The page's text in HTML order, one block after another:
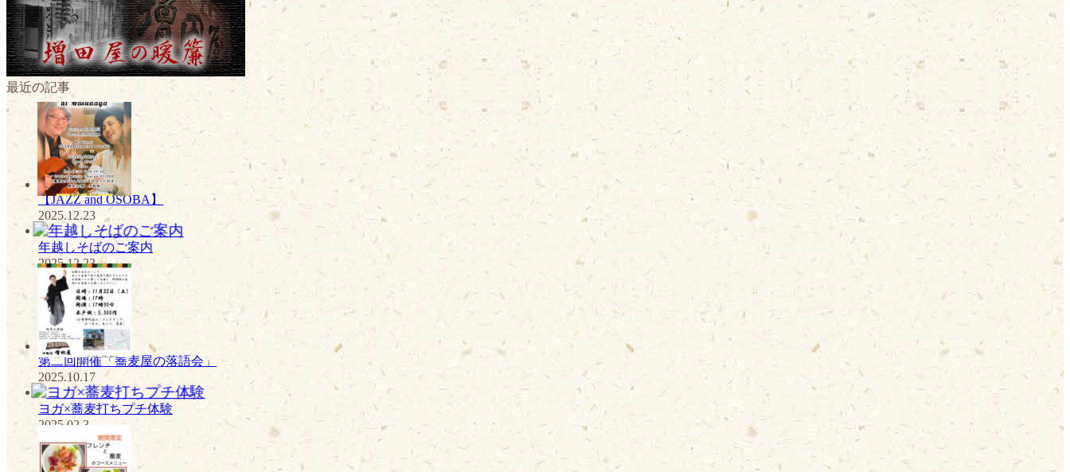
最近の記事
【JAZZ and OSOBA】
2025.12.23
年越しそばのご案内
2025.12.23
第二回開催「蕎麦屋の落語会」
2025.10.17
ヨガ×蕎麦打ちプチ体験
2025.02.3